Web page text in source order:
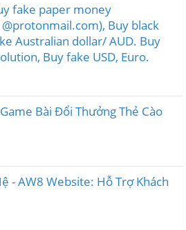
fake paper money
Buy black
Australian dollar/ AUD. Buy
Buy fake USD, Euro.
Bài Đổi Thưởng Thẻ Cào
- AW8 Website: Hỗ Trợ Khách